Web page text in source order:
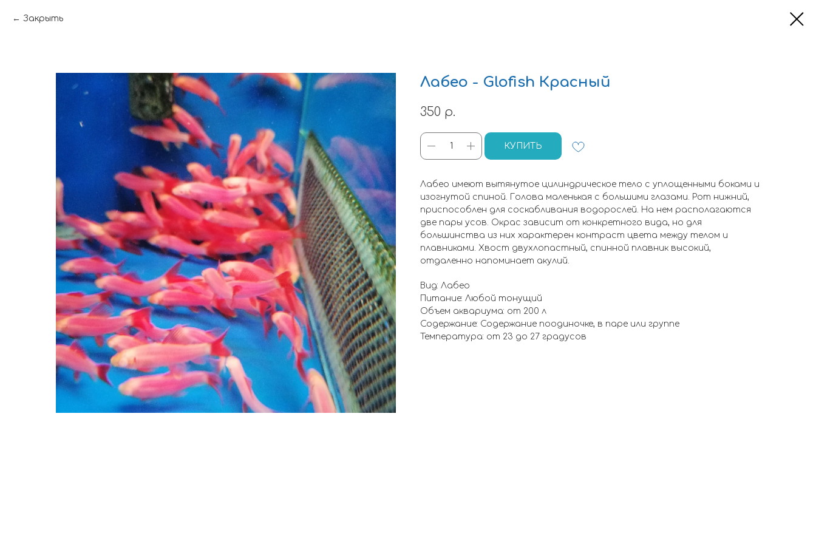
Закрыть
Лабео - Glofish Красный
350 р.
КУПИТЬ
Лабео имеют вытянутое цилиндрическое тело с уплощенными боками и
изогнутой спиной. Голова маленькая с большими глазами. Рот нижний,
приспособлен для соскабливания водорослей. На нем располагаются
две пары усов. Окрас зависит от конкретного вида, но для
большинства из них характерен контраст цвета между телом и
плавниками. Хвост двухлопастный, спинной плавник высокий,
отдаленно напоминает акулий.
Вид: Лабео
Питание: Любой тонущий
Объем аквариума: от 200 л
Содержание: Содержание поодиночке, в паре или группе
Температура: от 23 до 27 градусов